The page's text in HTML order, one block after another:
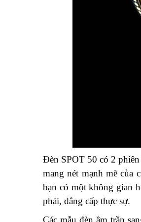
Đèn SPOT 50 có 2 phiên
mang nét mạnh mẽ của
bạn có một không gian
phái, đẳng cấp thực sự.
Các mẫu đèn âm trần